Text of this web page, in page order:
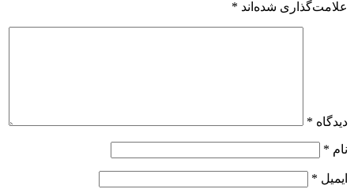
علامت‌گذاری شده‌اند *
دیدگاه *
نام *
ایمیل *